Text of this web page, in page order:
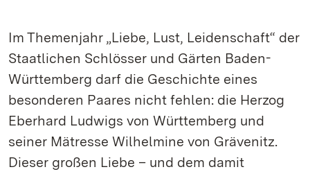
Im Themenjahr „Liebe, Lust, Leidenschaft“ der
Staatlichen Schlösser und Gärten Baden-
Württemberg darf die Geschichte eines
besonderen Paares nicht fehlen: die Herzog
Eberhard Ludwigs von Württemberg und
seiner Mätresse Wilhelmine von Grävenitz.
Dieser großen Liebe – und dem damit